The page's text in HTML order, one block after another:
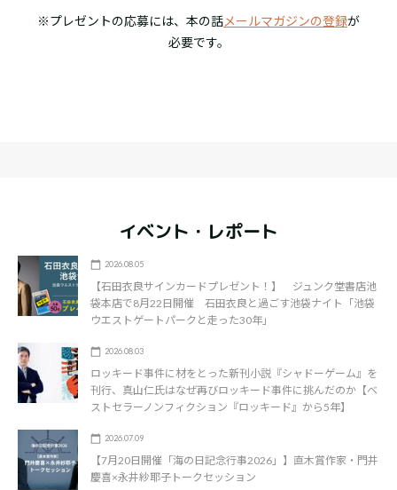
※プレゼントの応募には、本の話メールマガジンの登録が
必要です。
イベント・レポート
2026.08.05
【石田衣良サインカードプレゼント！】 ジュンク堂書店池
袋本店で8月22日開催 石田衣良と過ごす池袋ナイト「池袋
ウエストゲートパークと走った30年」
2026.08.03
ロッキード事件に材をとった新刊小説『シャドーゲーム』を
刊行、真山仁氏はなぜ再びロッキード事件に挑んだのか【ベ
ストセラーノンフィクション『ロッキード』から5年】
2026.07.09
【7月20日開催「海の日記念行事2026」】直木賞作家・門井
慶喜×永井紗耶子トークセッション